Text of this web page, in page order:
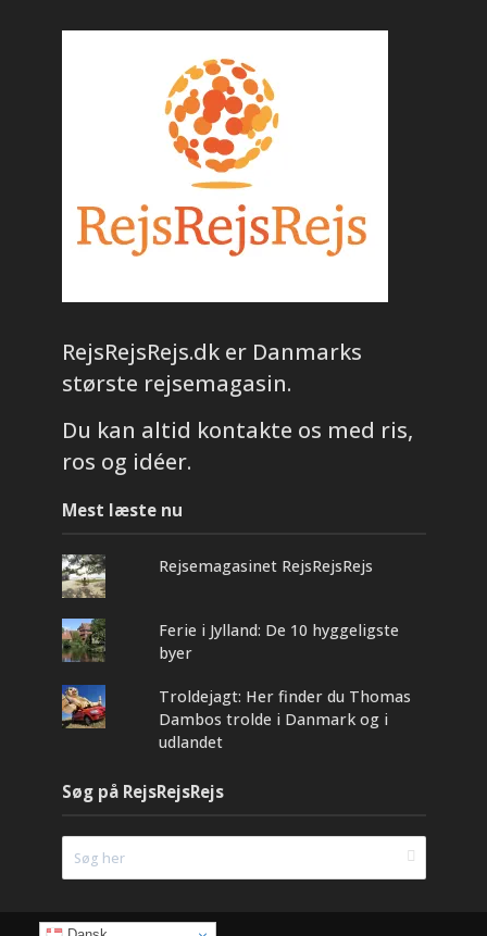
RejsRejsRejs.dk er Danmarks
største rejsemagasin.
Du kan altid kontakte os med ris,
ros og idéer.
Mest læste nu
Rejsemagasinet RejsRejsRejs
Ferie i Jylland: De 10 hyggeligste
byer
Troldejagt: Her finder du Thomas
Dambos trolde i Danmark og i
udlandet
Søg på RejsRejsRejs